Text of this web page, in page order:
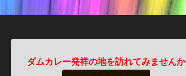
ダムカレー発祥の地を訪れてみませんか